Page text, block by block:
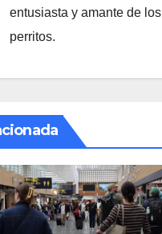
entusiasta y amante de los
perritos.